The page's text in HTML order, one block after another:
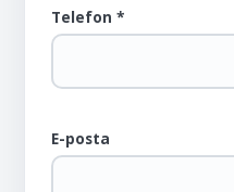
Telefon *
E-posta